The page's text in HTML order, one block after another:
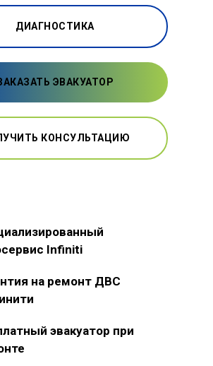
ДИАГНОСТИКА
ЭВАКУАТОР
КОНСУЛЬТАЦИЮ
Infiniti
на ремонт ДВС
эвакуатор при